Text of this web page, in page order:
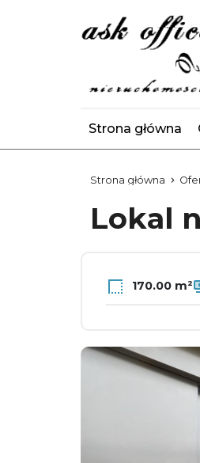
Strona główna
Strona główna
Lokal
170.00 m²